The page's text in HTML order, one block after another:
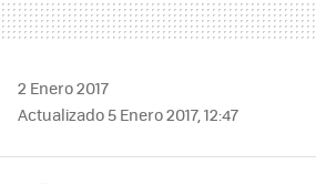
2 Enero 2017
Actualizado 5 Enero 2017, 12:47